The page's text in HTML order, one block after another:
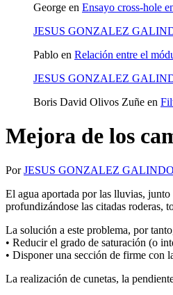
George en Ensayo cross-hole
JESUS GONZALEZ
Pablo en Relación entre el
JESUS GONZALEZ
Boris David Olivos Zuñe en
Mejora de los
PorJESUS GONZALEZ GALINDO
El agua aportada por las lluvias,
profundizándose las citadas roderas,
La solución a este problema, por
• Reducir el grado de saturación (o
• Disponer una sección de firme con
La realización de cunetas, la